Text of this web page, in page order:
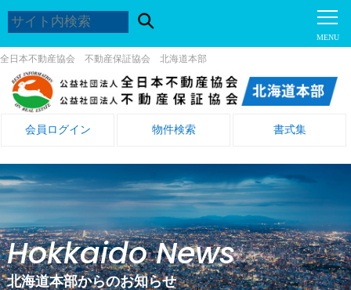
全日本不動産協会 不動産保証協会 北海道本部
会員ログイン 物件検索 書式集
Hokkaido News
北海道本部からのお知らせ